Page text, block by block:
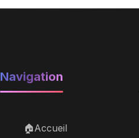
Navigation
🏠Accueil